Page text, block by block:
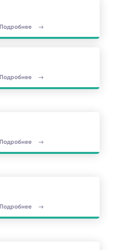
Подробнее
Подробнее
Подробнее
Подробнее